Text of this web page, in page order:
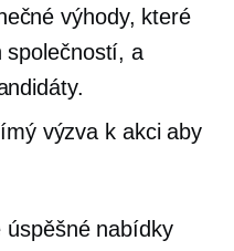
výhody, které
společností, a
výzva k akciaby
úspěšné nabídky